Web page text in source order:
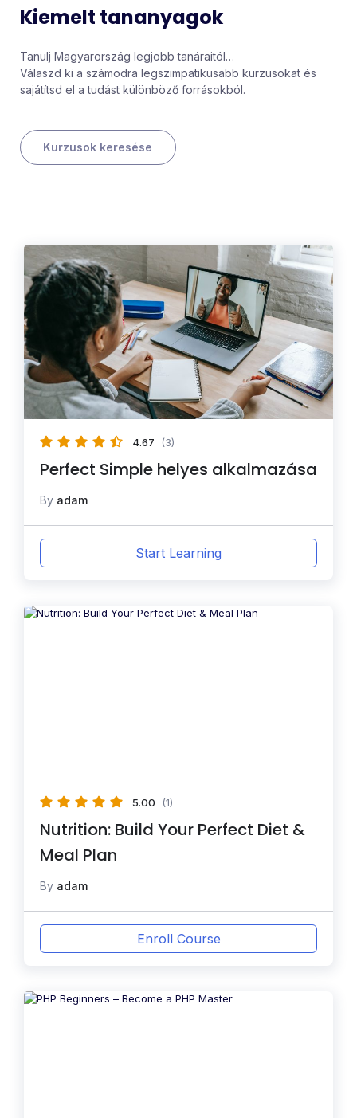
Kiemelt tananyagok
Tanulj Magyarország legjobb tanáraitól…
Válaszd ki a számodra legszimpatikusabb kurzusokat és
sajátítsd el a tudást különböző forrásokból.
Kurzusok keresése
4.67 (3)
Perfect Simple helyes alkalmazása
By adam
Start Learning
5.00 (1)
Nutrition: Build Your Perfect Diet &
Meal Plan
By adam
Enroll Course